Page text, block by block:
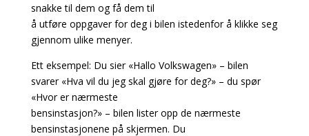
snakke til dem og få dem til
å utføre oppgaver for deg i bilen istedenfor å klikke seg
gjennom ulike menyer.
Ett eksempel: Du sier «Hallo Volkswagen» – bilen
svarer «Hva vil du jeg skal gjøre for deg?» – du spør
«Hvor er nærmeste
bensinstasjon?» – bilen lister opp de nærmeste
bensinstasjonene på skjermen. Du